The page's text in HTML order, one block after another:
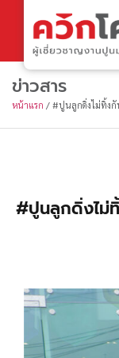
ข่าวสาร
หน้าแรก / #ปูนลูกดิ่งไม่ทิ้งกั
#ปูนลูกดิ่งไม่